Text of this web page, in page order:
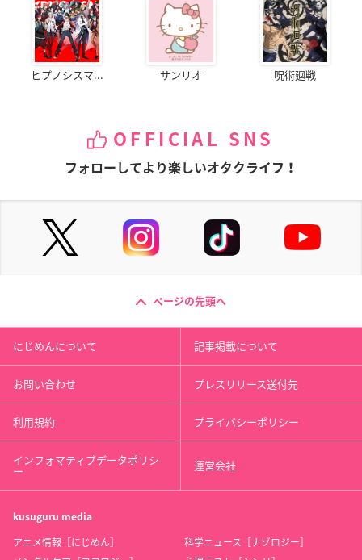
ヒプノシスマ... サンリオ 呪術廻戦
OFFICIAL SNS
フォローしてより楽しいオタクライフ！
ページの先頭へ
にじめんについて 記事掲載について
お問い合わせ プレスリリース送付先
利用規約 プライバシーポリシー
インフォマティブデータポリシ
ー 運営会社
kusuguru media
アニメ情報［にじめん］
科学ニュース［ナゾロジー］